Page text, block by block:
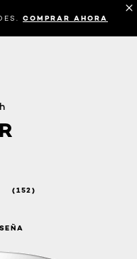
COMPRAR AHORA
(152)